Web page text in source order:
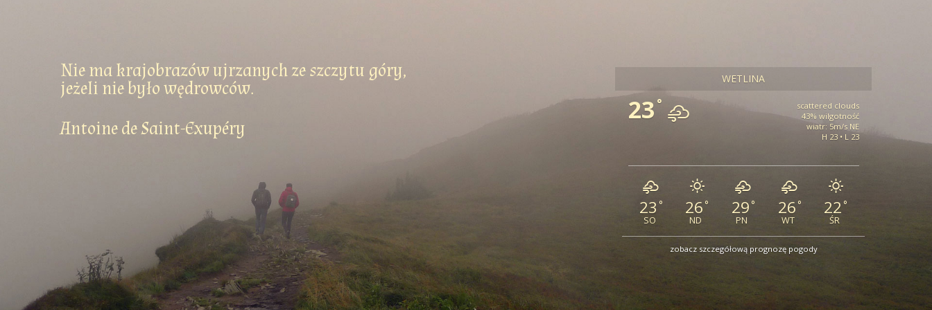
Nie ma krajobrazów ujrzanych ze szczytu góry,
jeżeli nie było wędrowców.
Antoine de Saint-Exupéry
WETLINA
23 °
scattered clouds
43% wilgotność
wiatr: 5m/s NE
H 23 • L 23
23 °
SO
26 °
ND
29 °
PN
26 °
WT
22 °
ŚR
zobacz szczegółową prognozę pogody